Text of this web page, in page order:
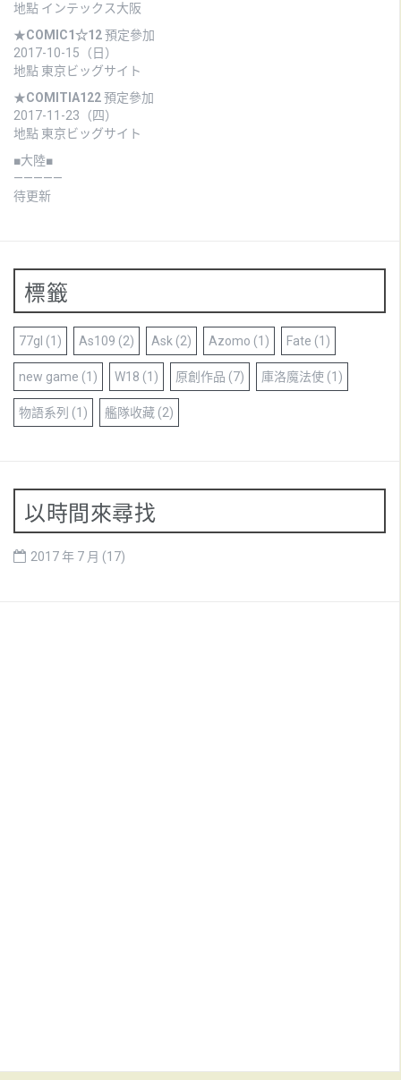
地點 インテックス大阪
★COMIC1☆12預定參加
2017-10-15（日）
地點 東京ビッグサイト
★COMITIA122預定參加
2017-11-23（四）
地點 東京ビッグサイト
■大陸■
—————
待更新
標籤
77gl (1) As109 (2) Ask (2) Azomo (1) Fate (1)
new game (1) W18 (1) 原創作品 (7) 庫洛魔法使 (1)
物語系列 (1) 艦隊收藏 (2)
以時間來尋找
2017 年 7 月 (17)